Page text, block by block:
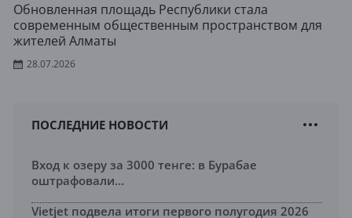
Обновленная площадь Республики стала
современным общественным пространством для
жителей Алматы
28.07.2026
ПОСЛЕДНИЕ НОВОСТИ
Вход к озеру за 3000 тенге: в Бурабае
оштрафовали...
Vietjet подвела итоги первого полугодия 2026